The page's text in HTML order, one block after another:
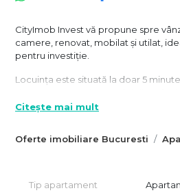
Oferte imobiliare Bucuresti
CityImob Invest vă propune spre
camere, renovat, mobilat și utilat,
pentru investiție.
Locuința este situată la doar 5
bulevard, beneficiind astfel de liniște
Apartamentul este amplasat la etajul
Suprafața utilă este de aproximativ
Citește mai mult
Tip apartament